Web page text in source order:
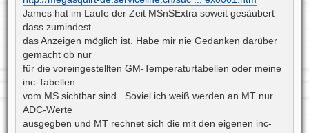
James hat im Laufe der Zeit MSnSExtra soweit gesäubert
dass zumindest
das Anzeigen möglich ist. Habe mir nie Gedanken darüber
gemacht ob nur
für die voreingestellten GM-Temperaturtabellen oder meine
inc-Tabellen
vom MS sichtbar sind . Soviel ich weiß werden an MT nur
ADC-Werte
ausgegben und MT rechnet sich die mit den eigenen inc-